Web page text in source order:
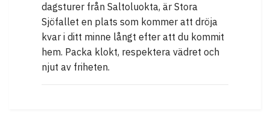
dagsturer från Saltoluokta, är Stora
Sjöfallet en plats som kommer att dröja
kvar i ditt minne långt efter att du kommit
hem. Packa klokt, respektera vädret och
njut av friheten.